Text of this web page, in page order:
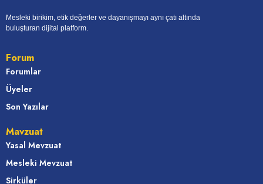
Mesleki birikim, etik değerler ve dayanışmayı aynı çatı altında
buluşturan dijital platform.
Forum
Forumlar
Üyeler
Son Yazılar
Mavzuat
Yasal Mevzuat
Mesleki Mevzuat
Sirküler